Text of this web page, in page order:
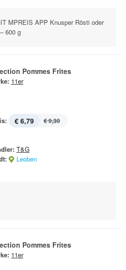
MPREIS APP Knusper Rösti oder
600 g
Pommes Frites
11er
€ 6,79 € 9,30
T&G
Leoben
Pommes Frites
11er